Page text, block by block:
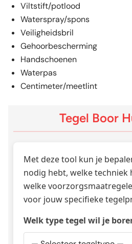
Viltstift/potlood
Waterspray/spons
Veiligheidsbril
Gehoorbescherming
Handschoenen
Waterpas
Centimeter/meetlint
Tegel Boor
Met deze tool kun je
nodig hebt, welke techniek
welke
voor jouw specifieke
Welk type tegel wil je